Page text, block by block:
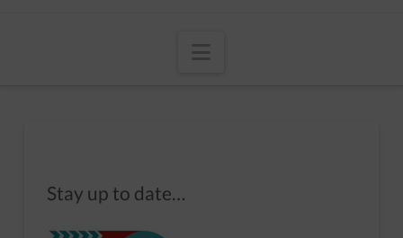
Stay up to date…